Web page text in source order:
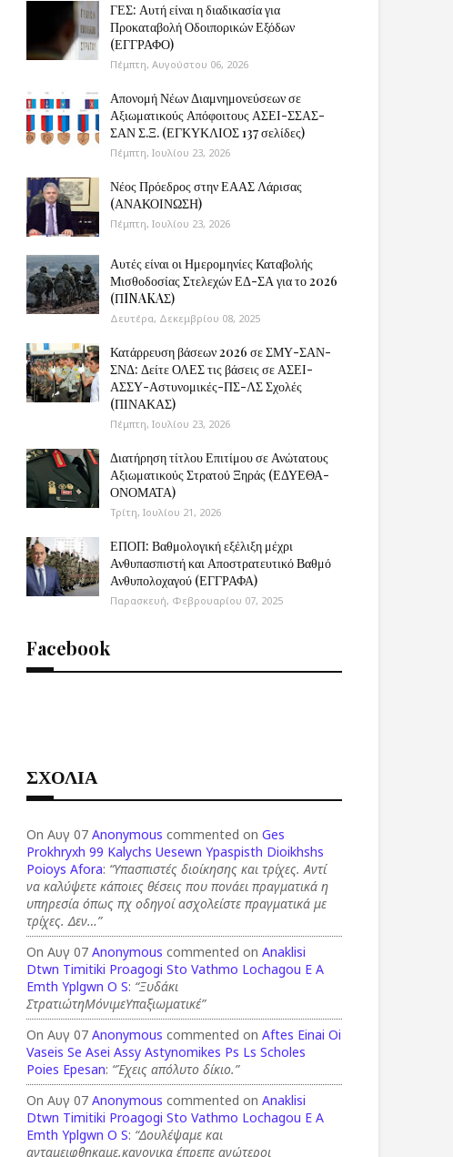
ΓΕΣ: Αυτή είναι η διαδικασία για
Προκαταβολή Οδοιπορικών Εξόδων
(ΕΓΓΡΑΦΟ)
Πέμπτη, Αυγούστου 06, 2026
Απονομή Νέων Διαμνημονεύσεων σε
Αξιωματικούς Απόφοιτους ΑΣΕΙ-ΣΣΑΣ-
ΣΑΝ Σ.Ξ. (ΕΓΚΥΚΛΙΟΣ 137 σελίδες)
Πέμπτη, Ιουλίου 23, 2026
Νέος Πρόεδρος στην ΕΑΑΣ Λάρισας
(ΑΝΑΚΟΙΝΩΣΗ)
Πέμπτη, Ιουλίου 23, 2026
Αυτές είναι οι Ημερομηνίες Καταβολής
Μισθοδοσίας Στελεχών ΕΔ-ΣΑ για το 2026
(ΠINAKAΣ)
Δευτέρα, Δεκεμβρίου 08, 2025
Κατάρρευση βάσεων 2026 σε ΣΜΥ-ΣΑΝ-
ΣΝΔ: Δείτε ΟΛΕΣ τις βάσεις σε ΑΣΕΙ-
ΑΣΣΥ-Αστυνομικές-ΠΣ-ΛΣ Σχολές
(ΠΙΝΑΚΑΣ)
Πέμπτη, Ιουλίου 23, 2026
Διατήρηση τίτλου Επιτίμου σε Ανώτατους
Αξιωματικούς Στρατού Ξηράς (ΕΔΥΕΘΑ-
ΟΝΟΜΑΤΑ)
Τρίτη, Ιουλίου 21, 2026
ΕΠΟΠ: Βαθμολογική εξέλιξη μέχρι
Ανθυπασπιστή και Αποστρατευτικό Βαθμό
Ανθυπολοχαγού (ΕΓΓΡΑΦΑ)
Παρασκευή, Φεβρουαρίου 07, 2025
Facebook
ΣΧΟΛΙΑ
On Αυγ 07Anonymous commented onGes
Prokhryxh 99 Kalychs Uesewn Ypaspisth Dioikhshs
Poioys Afora: “Υπασπιστές διοίκησης και τρίχες. Αντί
να καλύψετε κάποιες θέσεις που πονάει πραγματικά η
υπηρεσία όπως πχ οδηγοί ασχολείστε πραγματικά με
τρίχες. Δεν…”
On Αυγ 07Anonymous commented onAnaklisi
Dtwn Timitiki Proagogi Sto Vathmo Lochagou E A
Emth Yplgwn O S: “Ξυδάκι
ΣτρατιώτηΜόνιμεΥπαξιωματικέ”
On Αυγ 07Anonymous commented onAftes Einai Oi
Vaseis Se Asei Assy Astynomikes Ps Ls Scholes
Poies Epesan: “Έχεις απόλυτο δίκιο.”
On Αυγ 07Anonymous commented onAnaklisi
Dtwn Timitiki Proagogi Sto Vathmo Lochagou E A
Emth Yplgwn O S: “Δουλέψαμε και
ανταμειφθηκαμε.κανονικα έπρεπε ανώτεροι